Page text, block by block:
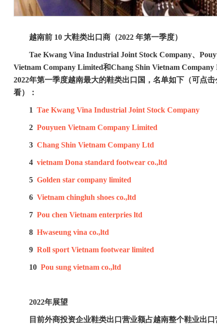
越南前 10 大鞋类出口商（2022 年第一季度）
Tae Kwang Vina Industrial Joint Stock Company、
Vietnam Company Limited和Chang Shin Vietnam Company
2022年第一季度越南最大的鞋类出口国，名单如下（可点击
看）：
1 Tae Kwang Vina Industrial Joint Stock Company
2 Pouyuen Vietnam Company Limited
3 Chang Shin Vietnam Company Ltd
4 vietnam Dona standard footwear co.,ltd
5 Golden star company limited
6 Vietnam chingluh shoes co.,ltd
7 Pou chen Vietnam enterpries ltd
8 Hwaseung vina co.,ltd
9 Roll sport Vietnam footwear limited
10 Pou sung vietnam co.,ltd
2022年展望
目前外商投资企业鞋类出口营业额占越南整个鞋业出